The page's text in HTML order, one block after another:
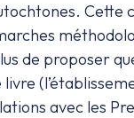
Cette
de proposer
avec les